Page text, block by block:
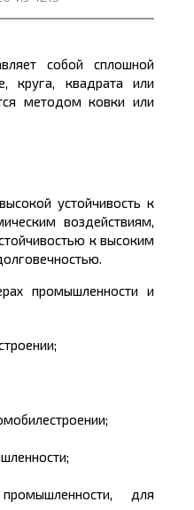
собой сплошной
круга, квадрата или
методом ковки или
устойчивость к
воздействиям,
к высоким
промышленности и
для